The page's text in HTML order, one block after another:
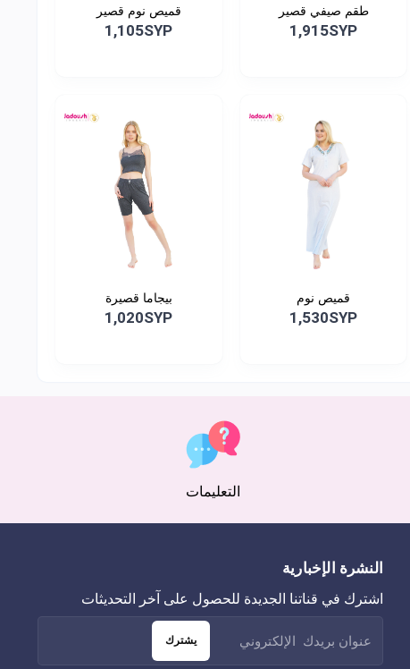
طقم صيفي قصير
1,915SYP
قميص نوم قصير
1,105SYP
قميص نوم
1,530SYP
بيجاما قصيرة
1,020SYP
التعليمات
النشرة الإخبارية
اشترك في قناتنا الجديدة للحصول على آخر التحديثات
يشترك